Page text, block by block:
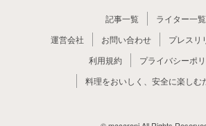
記事一覧
ライター一覧
運営会社
お問い合わせ
プレスリ
利用規約
プライバシーポ
料理をおいしく、安全に楽しむ